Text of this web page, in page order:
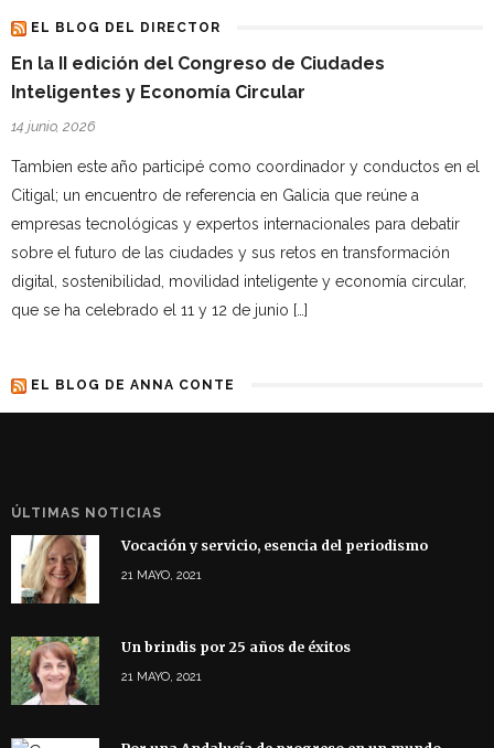
EL BLOG DEL DIRECTOR
En la II edición del Congreso de Ciudades
Inteligentes y Economía Circular
14 junio, 2026
Tambien este año participé como coordinador y conductos en el
Citigal; un encuentro de referencia en Galicia que reúne a
empresas tecnológicas y expertos internacionales para debatir
sobre el futuro de las ciudades y sus retos en transformación
digital, sostenibilidad, movilidad inteligente y economía circular,
que se ha celebrado el 11 y 12 de junio […]
EL BLOG DE ANNA CONTE
ÚLTIMAS NOTICIAS
Vocación y servicio, esencia del periodismo
21 MAYO, 2021
Un brindis por 25 años de éxitos
21 MAYO, 2021